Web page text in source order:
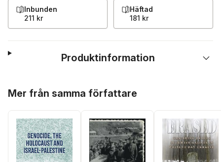
Inbunden
211 kr
Häftad
181 kr
Produktinformation
Mer från samma författare